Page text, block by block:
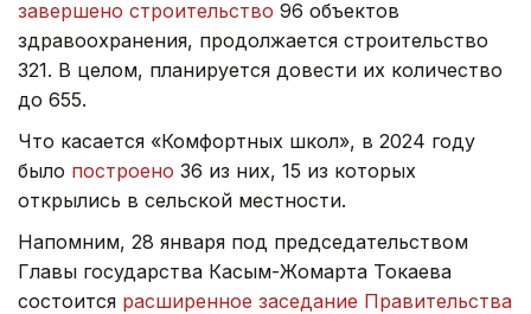
завершено строительство 96 объектов
здравоохранения, продолжается строительство
321. В целом, планируется довести их количество
до 655.
Что касается «Комфортных школ», в 2024 году
было построено 36 из них, 15 из которых
открылись в сельской местности.
Напомним, 28 января под председательством
Главы государства Касым-Жомарта Токаева
состоится расширенное заседание Правительства